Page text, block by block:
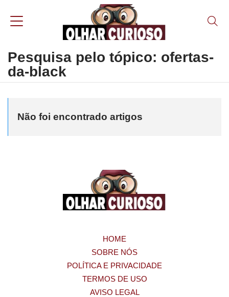
Pesquisa pelo tópico: ofertas-
da-black
Não foi encontrado artigos
HOME
SOBRE NÓS
POLÍTICA E PRIVACIDADE
TERMOS DE USO
AVISO LEGAL